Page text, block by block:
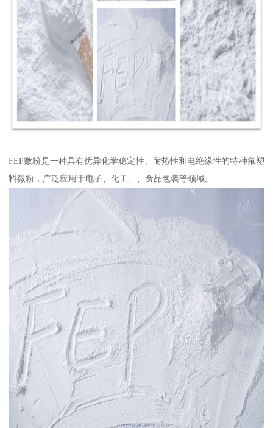
FEP微粉是一种具有优异化学稳定性、耐热性和电绝缘性的特种氟塑
料微粉，广泛应用于电子、化工、、食品包装等领域。